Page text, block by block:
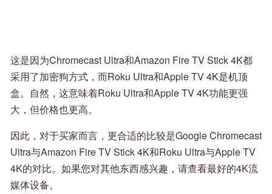
这是因为Chromecast Ultra和Amazon Fire TV Stick 4K都
采用了加密狗方式，而Roku Ultra和Apple TV 4K是机顶
盒。自然，这意味着Roku Ultra和Apple TV 4K功能更强
大，但价格也更高。
因此，对于买家而言，更合适的比较是Google Chromecast
Ultra与Amazon Fire TV Stick 4K和Roku Ultra与Apple TV
4K的对比。如果您对其他东西感兴趣，请查看最好的4K流
媒体设备。